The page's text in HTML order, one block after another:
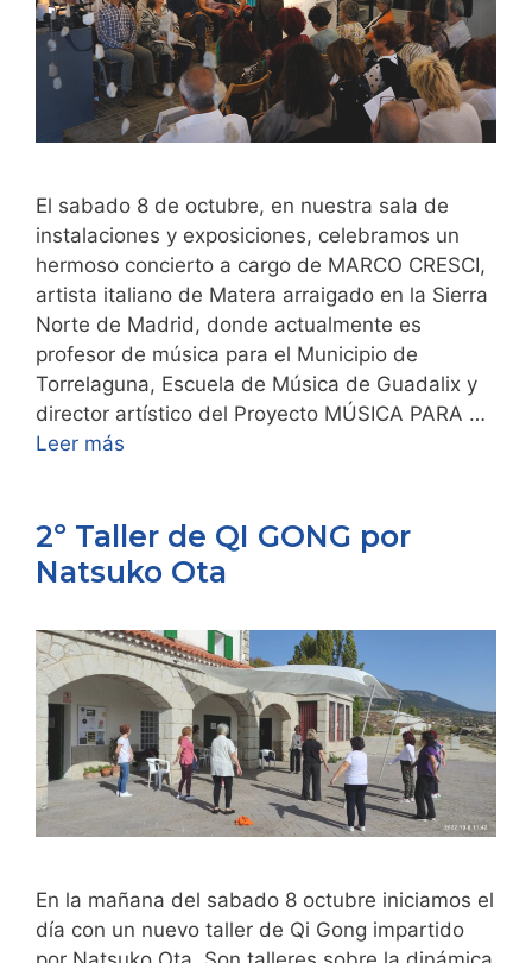
El sabado 8 de octubre, en nuestra sala de
instalaciones y exposiciones, celebramos un
hermoso concierto a cargo de MARCO CRESCI,
artista italiano de Matera arraigado en la Sierra
Norte de Madrid, donde actualmente es
profesor de música para el Municipio de
Torrelaguna, Escuela de Música de Guadalix y
director artístico del Proyecto MÚSICA PARA …
Leer más
2º Taller de QI GONG por
Natsuko Ota
En la mañana del sabado 8 octubre iniciamos el
día con un nuevo taller de Qi Gong impartido